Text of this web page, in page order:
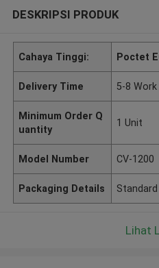
DESKRIPSI PRODUK
Cahaya Tinggi: Poctet
Delivery Time 5-8 Work
Minimum Order Q
uantity
1 Unit
Model Number CV-1200
Packaging Details
Lihat